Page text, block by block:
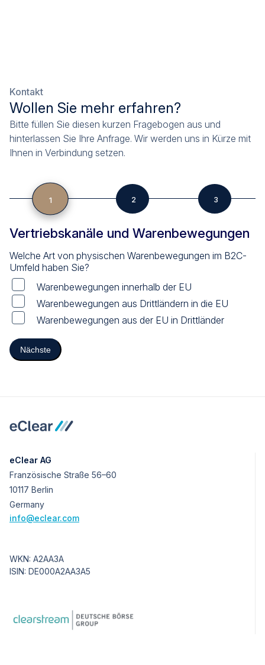
Kontakt
Wollen Sie mehr erfahren?
Bitte füllen Sie diesen kurzen Fragebogen aus und
hinterlassen Sie Ihre Anfrage. Wir werden uns in Kürze mit
Ihnen in Verbindung setzen.
1 2 3
Vertriebskanäle und Warenbewegungen
Welche Art von physischen Warenbewegungen im B2C-
Umfeld haben Sie?
Warenbewegungen innerhalb der EU
Warenbewegungen aus Drittländern in die EU
Warenbewegungen aus der EU in Drittländer
Nächste
eClear AG
Französische Straße 56–60
10117 Berlin
Germany
info@eclear.com
WKN: A2AA3A
ISIN: DE000A2AA3A5